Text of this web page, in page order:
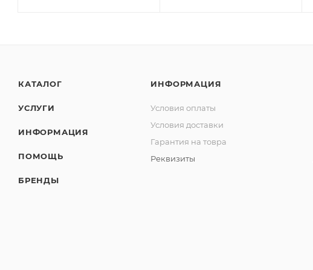
КАТАЛОГ
УСЛУГИ
ИНФОРМАЦИЯ
ПОМОЩЬ
БРЕНДЫ
ИНФОРМАЦИЯ
Условия оплаты
Условия доставки
Гарантия на товра
Реквизиты